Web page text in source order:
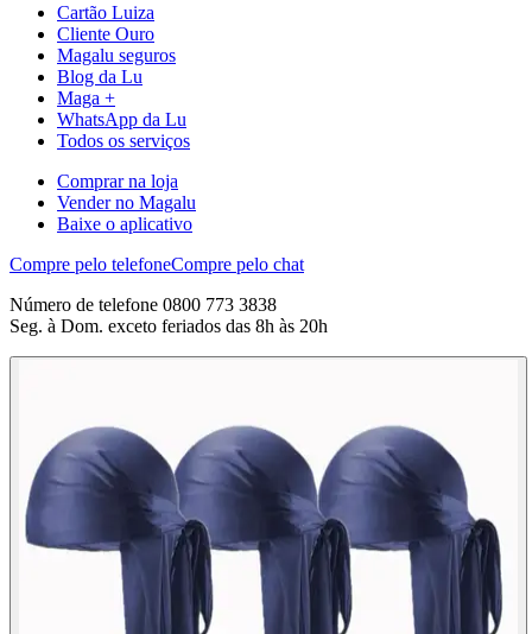
Cartão Luiza
Cliente Ouro
Magalu seguros
Blog da Lu
Maga +
WhatsApp da Lu
Todos os serviços
Comprar na loja
Vender no Magalu
Baixe o aplicativo
Compre pelo telefoneCompre pelo chat
Número de telefone 0800 773 3838
Seg. à Dom. exceto feriados das 8h às 20h